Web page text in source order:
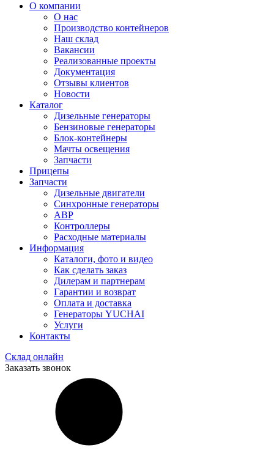
О компании
О нас
Производство контейнеров
Наш склад
Вакансии
Реализованные проекты
Документация
Отзывы клиентов
Новости
Каталог
Дизельные генераторы
Бензиновые генераторы
Блок-контейнеры
Мачты освещения
Запчасти
Прицепы
Запчасти
Дизельные двигатели
Синхронные генераторы
АВР
Контроллеры
Расходные материалы
Информация
Каталоги, фото и видео
Как сделать заказ
Дилерам и партнерам
Гарантии и возврат
Оплата и доставка
Генераторы YUCHAI
Услуги
Контакты
Склад онлайн
Заказать звонок